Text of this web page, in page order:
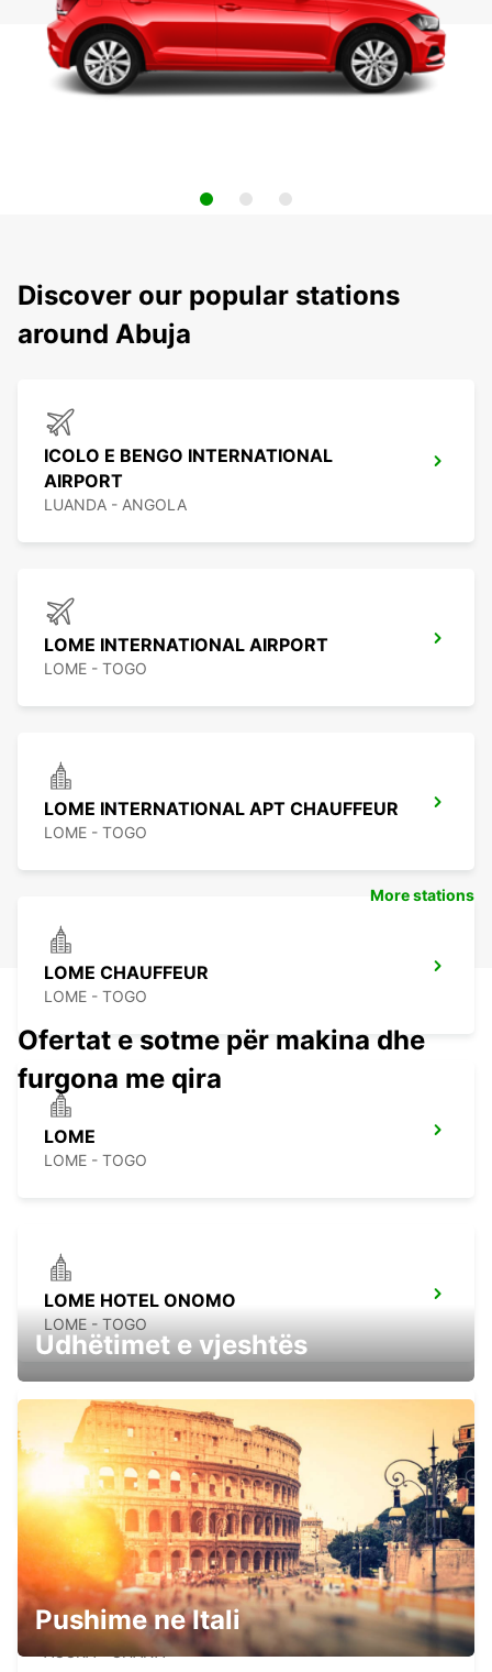
Discover our popular stations
around Abuja
ICOLO E BENGO INTERNATIONAL
AIRPORT
LUANDA - ANGOLA
LOME INTERNATIONAL AIRPORT
LOME - TOGO
LOME INTERNATIONAL APT CHAUFFEUR
LOME - TOGO
LOME CHAUFFEUR
LOME - TOGO
LOME
LOME - TOGO
LOME HOTEL ONOMO
LOME - TOGO
LOME HOTEL ONOMO CHAUFFEUR
LOME - TOGO
KOTOKA INT APT SELF DRV MEET GREET
ACCRA - GHANA
More stations
Ofertat e sotme për makina dhe
furgona me qira
Udhëtimet e vjeshtës
Pushime ne Itali